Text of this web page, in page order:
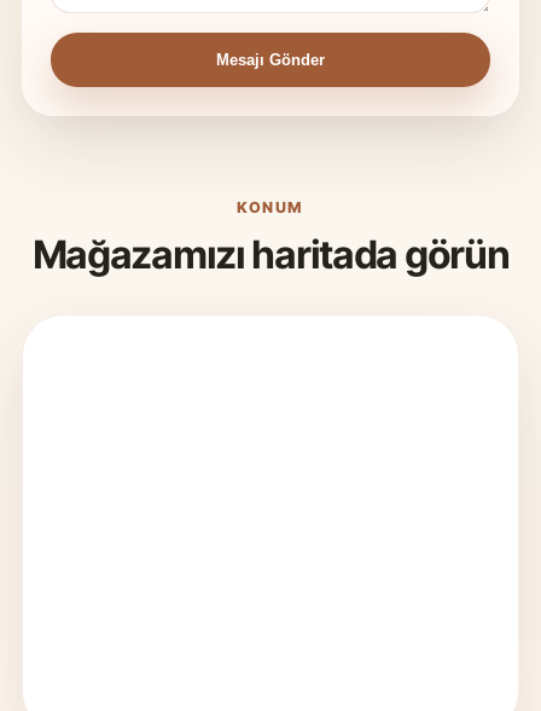
Mesajı Gönder
KONUM
Mağazamızı haritada görün